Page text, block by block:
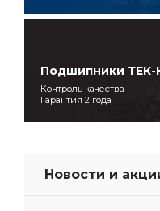
Подшипники
Контроль качества
Гарантия 2 года
Новости и